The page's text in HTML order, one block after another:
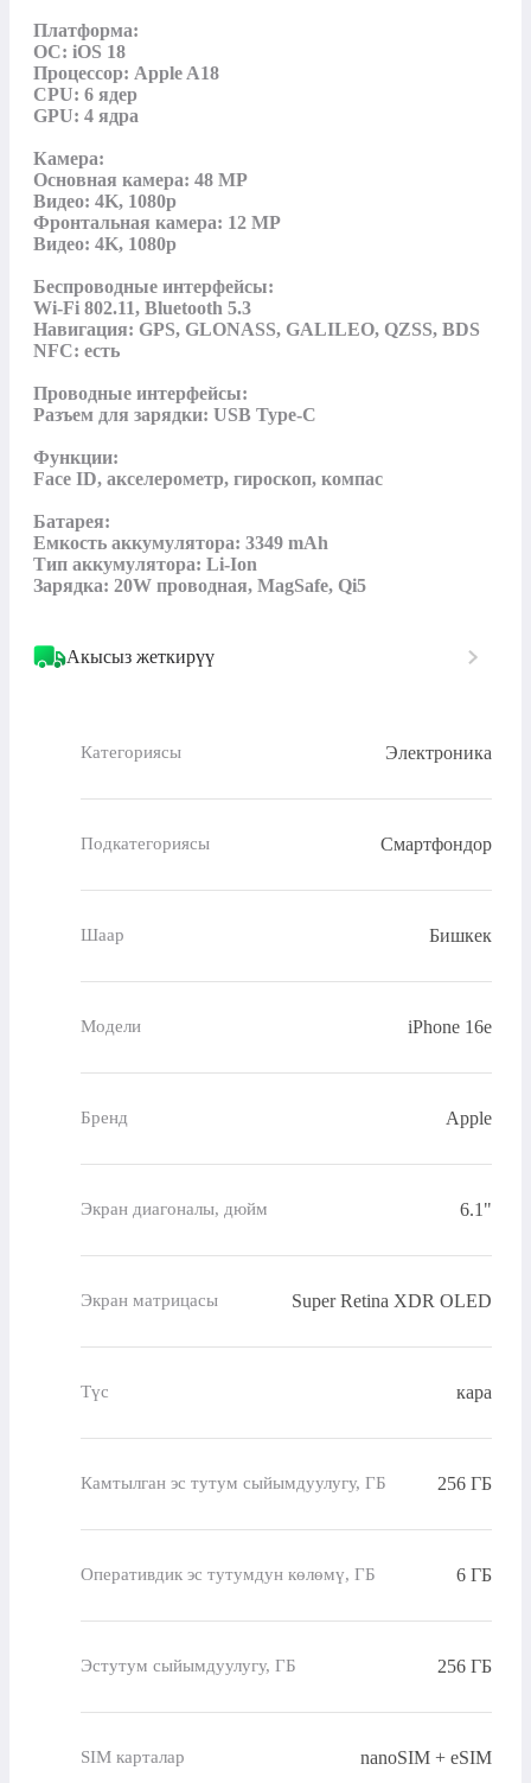
Платформа:
ОС: iOS 18
Процессор: Apple A18
CPU: 6 ядер
GPU: 4 ядра
Камера:
Основная камера: 48 MP
Видео: 4K, 1080p
Фронтальная камера: 12 MP
Видео: 4K, 1080p
Беспроводные интерфейсы:
Wi‑Fi 802.11, Bluetooth 5.3
Навигация: GPS, GLONASS, GALILEO, QZSS, BDS
NFC: есть
Проводные интерфейсы:
Разъем для зарядки: USB Type‑C
Функции:
Face ID, акселерометр, гироскоп, компас
Батарея:
Емкость аккумулятора: 3349 mAh
Тип аккумулятора: Li‑Ion
Зарядка: 20W проводная, MagSafe, Qi5
Акысыз жеткирүү
Категориясы Электроника
Подкатегориясы Смартфондор
Шаар Бишкек
Модели iPhone 16e
Бренд Apple
Экран диагоналы, дюйм 6.1"
Экран матрицасы Super Retina XDR OLED
Түс кара
Камтылган эс тутум сыйымдуулугу, ГБ 256 ГБ
Оперативдик эс тутумдун көлөмү, ГБ 6 ГБ
Эстутум сыйымдуулугу, ГБ 256 ГБ
SIM карталар nanoSIM + eSIM